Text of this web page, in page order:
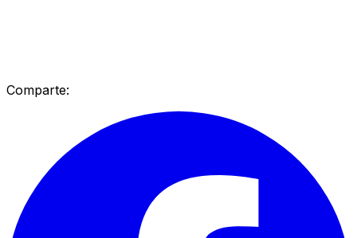
Comparte: